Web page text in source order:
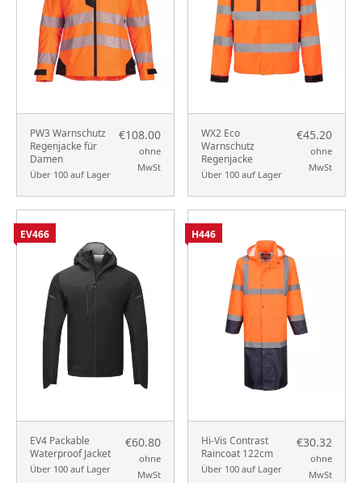
PW3 Warnschutz
Regenjacke für
Damen
Über 100 auf Lager
€108.00
ohne
MwSt
WX2 Eco
Warnschutz
Regenjacke
Über 100 auf Lager
€45.20
ohne
MwSt
EV4 Packable
Waterproof Jacket
Über 100 auf Lager
€60.80
ohne
MwSt
EV466
Hi-Vis Contrast
Raincoat 122cm
Über 100 auf Lager
€30.32
ohne
MwSt
H446